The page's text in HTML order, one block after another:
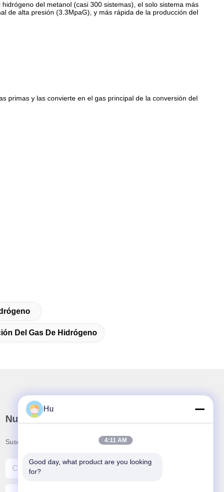
del metanol (casi 300 sistemas), el solo sistema más
de alta presión (3.3MpaG), y más rápida de la producción del
primas y las convierte en el gas principal de la conversión del
Del Gas De Hidrógeno
Nuestro boletín
Suscríbete a nuestro boletín para obtener descuentos y más.
Hu
4:11 AM
Good day, what product are you looking
for?